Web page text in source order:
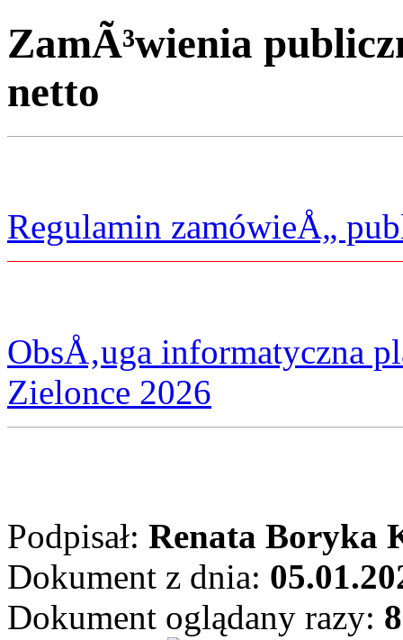
ZamÃ³wienia
netto
Regulamin zamówieÅ„
ObsÅ‚uga informatyczna
Zielonce 2026
Podpisał: Renata Boryka
Dokument z dnia:
Dokument oglądany razy: